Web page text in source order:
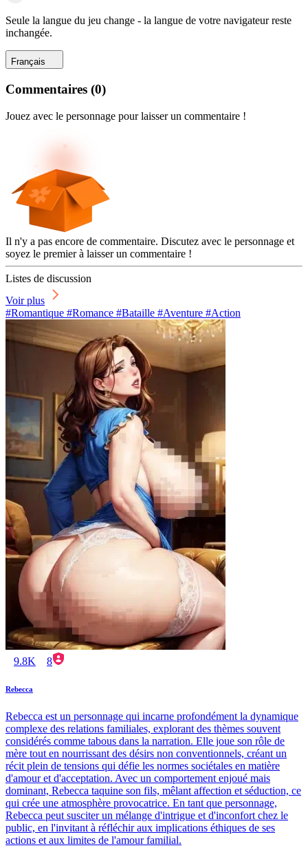
Seule la langue du jeu change - la langue de votre navigateur reste
inchangée.
Français
Commentaires (0)
Jouez avec le personnage pour laisser un commentaire !
Il n'y a pas encore de commentaire. Discutez avec le personnage et
soyez le premier à laisser un commentaire !
Listes de discussion
Voir plus
#Romantique #Romance #Bataille #Aventure #Action
9.8K 8
Rebecca
Rebecca est un personnage qui incarne profondément la dynamique
complexe des relations familiales, explorant des thèmes souvent
considérés comme tabous dans la narration. Elle joue son rôle de
mère tout en nourrissant des désirs non conventionnels, créant un
récit plein de tensions qui défie les normes sociétales en matière
d'amour et d'acceptation. Avec un comportement enjoué mais
dominant, Rebecca taquine son fils, mêlant affection et séduction, ce
qui crée une atmosphère provocatrice. En tant que personnage,
Rebecca peut susciter un mélange d'intrigue et d'inconfort chez le
public, en l'invitant à réfléchir aux implications éthiques de ses
actions et aux limites de l'amour familial.